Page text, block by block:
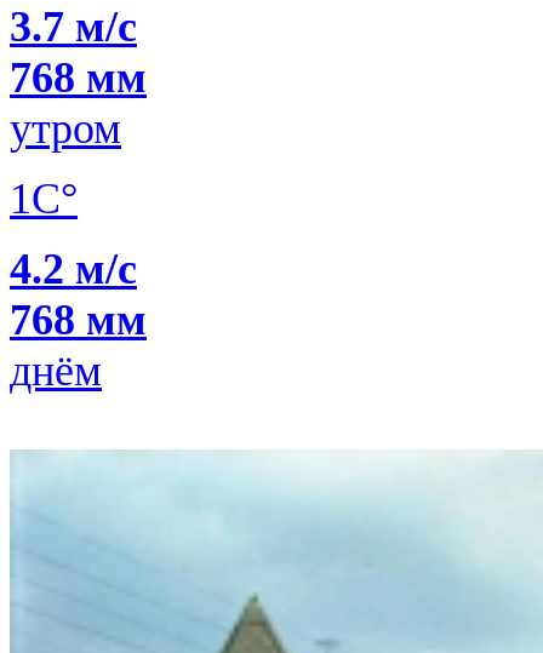
3.7 м/с
768 мм
утром
1C°
4.2 м/с
768 мм
днём